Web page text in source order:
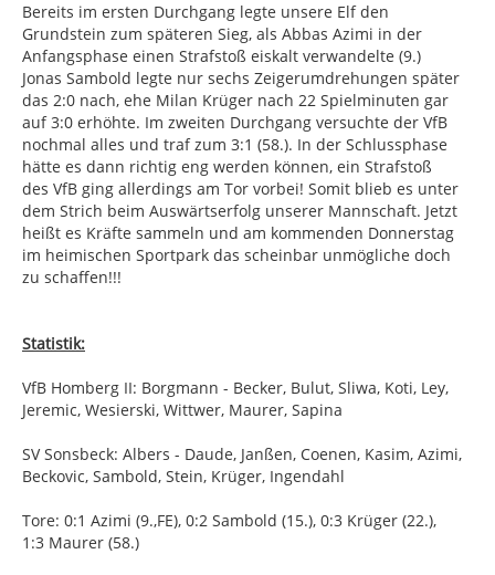
Bereits im ersten Durchgang legte unsere Elf den
Grundstein zum späteren Sieg, als Abbas Azimi in der
Anfangsphase einen Strafstoß eiskalt verwandelte (9.)
Jonas Sambold legte nur sechs Zeigerumdrehungen später
das 2:0 nach, ehe Milan Krüger nach 22 Spielminuten gar
auf 3:0 erhöhte. Im zweiten Durchgang versuchte der VfB
nochmal alles und traf zum 3:1 (58.). In der Schlussphase
hätte es dann richtig eng werden können, ein Strafstoß
des VfB ging allerdings am Tor vorbei! Somit blieb es unter
dem Strich beim Auswärtserfolg unserer Mannschaft. Jetzt
heißt es Kräfte sammeln und am kommenden Donnerstag
im heimischen Sportpark das scheinbar unmögliche doch
zu schaffen!!!
Statistik:
VfB Homberg II: Borgmann - Becker, Bulut, Sliwa, Koti, Ley,
Jeremic, Wesierski, Wittwer, Maurer, Sapina
SV Sonsbeck: Albers - Daude, Janßen, Coenen, Kasim, Azimi,
Beckovic, Sambold, Stein, Krüger, Ingendahl
Tore: 0:1 Azimi (9.,FE), 0:2 Sambold (15.), 0:3 Krüger (22.),
1:3 Maurer (58.)